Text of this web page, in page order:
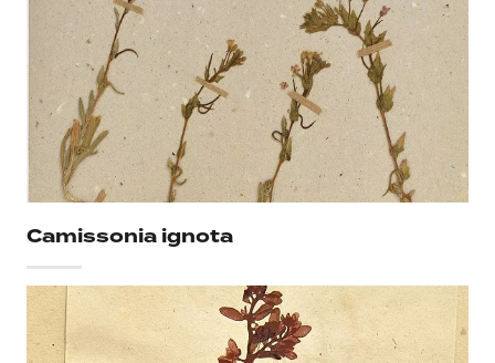
Camissonia ignota